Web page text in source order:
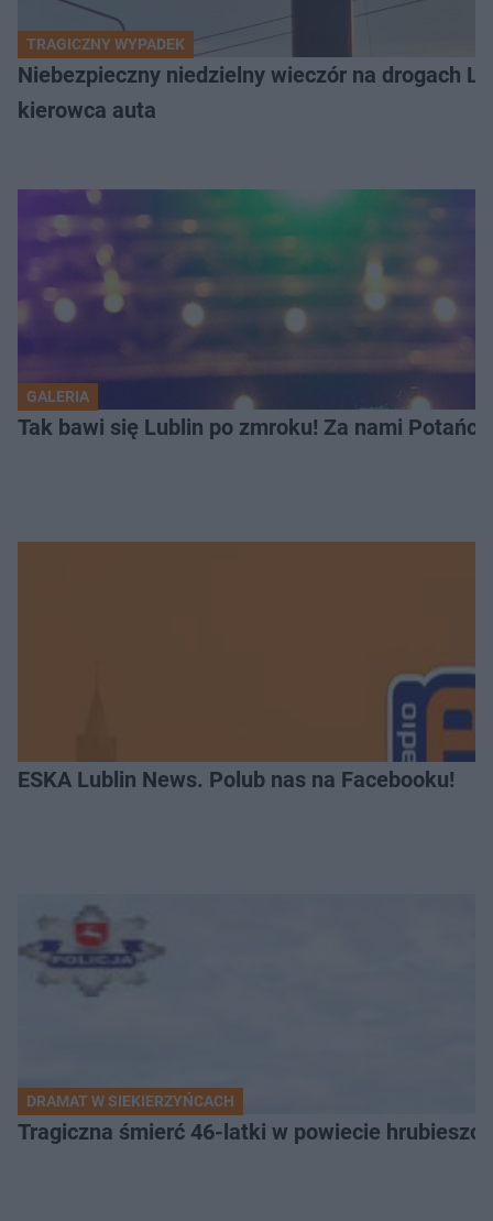
TRAGICZNY WYPADEK
Niebezpieczny niedzielny wieczór na drogach
kierowca auta
GALERIA
Tak bawi się Lublin po zmroku! Za nami
ESKA Lublin News. Polub nas na Facebooku!
DRAMAT W SIEKIERZYŃCACH
Tragiczna śmierć 46-latki w powiecie